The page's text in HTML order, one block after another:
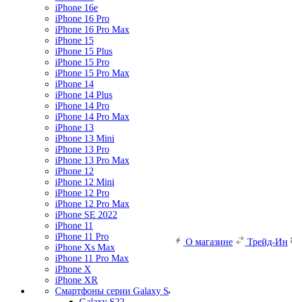
iPhone 16e
iPhone 16 Pro
iPhone 16 Pro Max
iPhone 15
iPhone 15 Plus
iPhone 15 Pro
iPhone 15 Pro Max
iPhone 14
iPhone 14 Plus
iPhone 14 Pro
iPhone 14 Pro Max
iPhone 13
iPhone 13 Mini
iPhone 13 Pro
iPhone 13 Pro Max
iPhone 12
iPhone 12 Mini
iPhone 12 Pro
iPhone 12 Pro Max
iPhone SE 2022
iPhone 11
iPhone 11 Pro
iPhone Xs Max
iPhone 11 Pro Max
iPhone X
iPhone XR
Смартфоны серии Galaxy S
О магазине Трейд-Ин